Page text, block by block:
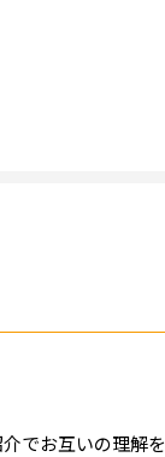
でお互いの理解